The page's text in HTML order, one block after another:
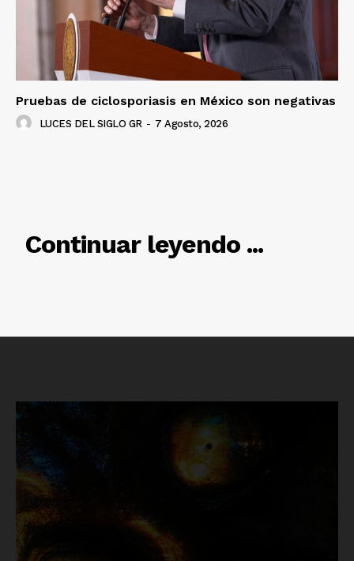
Luces
Pruebas de ciclosporiasis en México son negativas
LUCES DEL SIGLO GR - 7 Agosto, 2026
Continuar leyendo ...
RELACIONADO